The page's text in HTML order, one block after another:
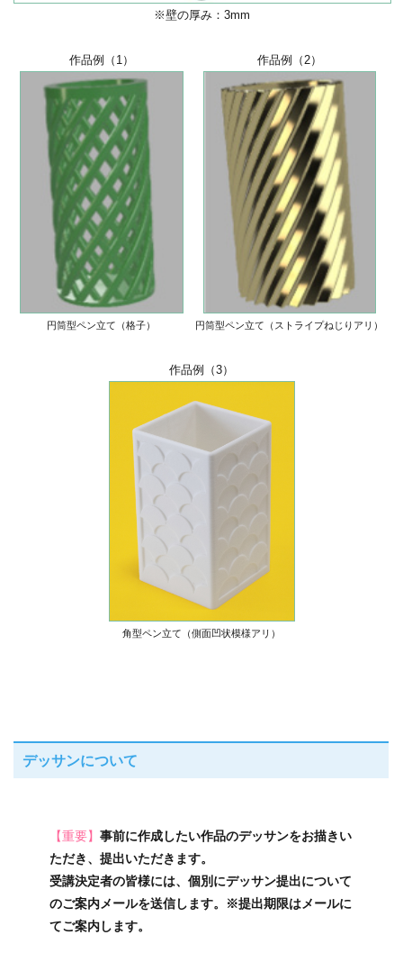
※壁の厚み：3mm
作品例（1）
円筒型ペン立て（格子）
作品例（2）
円筒型ペン立て（ストライプねじりアリ）
作品例（3）
角型ペン立て（側面凹状模様アリ）
デッサンについて
【重要】 事前に作成したい作品のデッサンをお描きい
ただき、提出いただきます。
受講決定者の皆様には、個別にデッサン提出について
のご案内メールを送信します。※提出期限はメールに
てご案内します。